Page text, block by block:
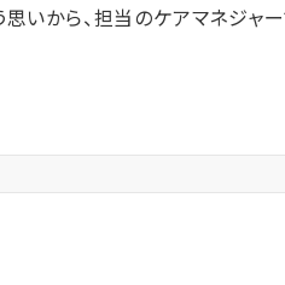
いから、担当のケアマネジャ